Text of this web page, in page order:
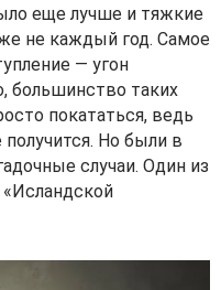
еще лучше и тяжкие
не каждый год. Самое
— угон
большинство таких
покататься, ведь
Но были в
случаи. Один из